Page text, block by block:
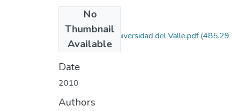
No
Thumbnail
Available
Autorizacion Universidad del Valle.pdf(485.29
KB)
Date
2010
Authors